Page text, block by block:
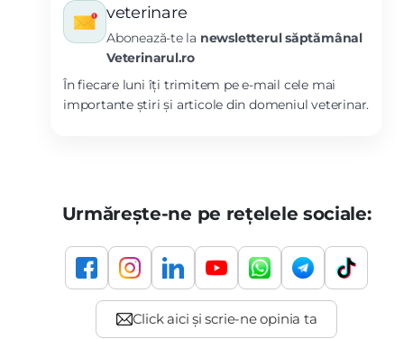
veterinare
Abonează-te la newsletterul săptămânal
Veterinarul.ro
În fiecare luni îți trimitem pe e-mail cele mai
importante știri și articole din domeniul veterinar.
Urmărește-ne pe rețelele sociale: